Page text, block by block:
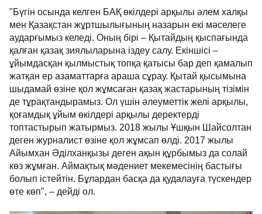
"Бүгін осында келген БАҚ өкілдері арқылы әлем халқы
мен Қазақстан жұртшылығының назарын екі мәселеге
аударғымыз келеді. Оның бірі – Қытайдың қыспағында
қалған қазақ зиялыларына іздеу салу. Екіншісі –
ұйымдасқан қылмыстық топқа қатысы бар деп қамалып
жатқан ер азаматтарға араша сұрау. Қытай қысымына
шыдамай өзіне қол жұмсаған қазақ жастарының тізімін
де тұрақтандырамыз. Ол үшін әлеуметтік желі арқылы,
қоғамдық ұйым өкілдері арқылы деректерді
топтастырып жатырмыз. 2018 жылы Ұшқын Шайсолтан
деген журналист өзіне қол жұмсап өлді. 2017 жылы
Айымхан Әділханқызы деген ақын құрбымыз да солай
көз жұмған. Аймақтық мәдениет мекемесінің бастығы
болып істейтін. Бұлардан басқа да қудалауға түскендер
өте көп", – дейді ол.